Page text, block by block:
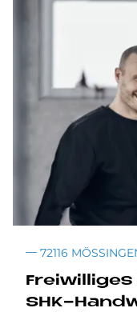
72116
SHK-